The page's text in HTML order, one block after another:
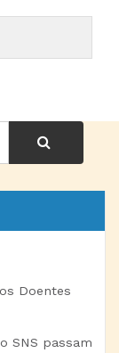
Doentes
SNS passam